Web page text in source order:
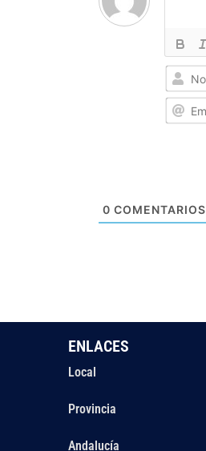
0 COMENTARIOS
ENLACES
Local
Provincia
Andalucía